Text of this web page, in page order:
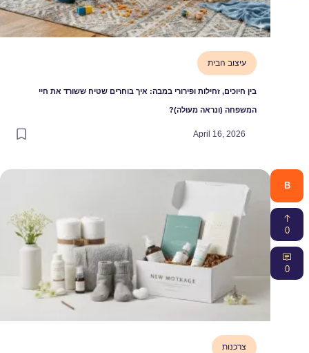
עיצוב הבית
בין חיוכים, זחילות ופירורי במבה: איך בוחרים שטיח ששורד את חיי
המשפחה (ונראה מעולה)?
April 16, 2026
B
0
0
צרכנות